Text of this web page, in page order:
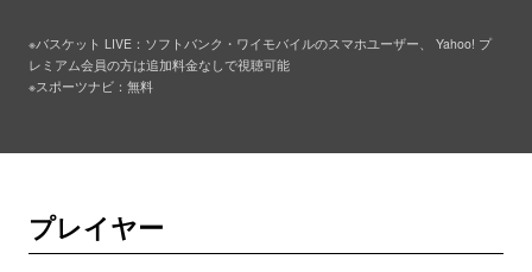
※バスケット LIVE：ソフトバンク・ワイモバイルのスマホユーザー、 Yahoo! プ
レミアム会員の方は追加料金なしで視聴可能
※スポーツナビ：無料
プレイヤー